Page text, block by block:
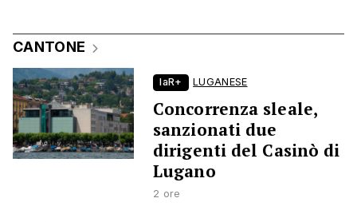
CANTONE
laR+ LUGANESE
Concorrenza sleale,
sanzionati due
dirigenti del Casinò di
Lugano
2 ore